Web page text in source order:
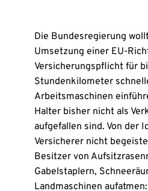
Die Bundesregierung
Umsetzung einer EU-
Versicherungspflicht für
Stundenkilometer
Arbeitsmaschinen
Halter bisher nicht als
aufgefallen sind. Von der
Versicherer nicht
Besitzer von
Gabelstaplern,
Landmaschinen